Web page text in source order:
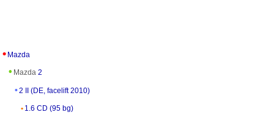
Mazda
Mazda 2
2 II (DE, facelift 2010)
1.6 CD (95 bg)